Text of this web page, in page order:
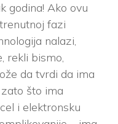
godina! Ako ovu
fazi
nalazi,
rekli bismo,
da tvrdi da ima
što ima
i elektronsku